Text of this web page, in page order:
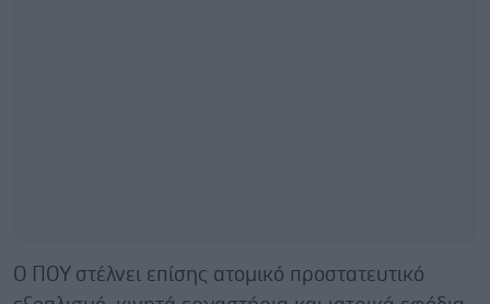
Ο ΠΟΥ στέλνει επίσης ατομικό προστατευτικό